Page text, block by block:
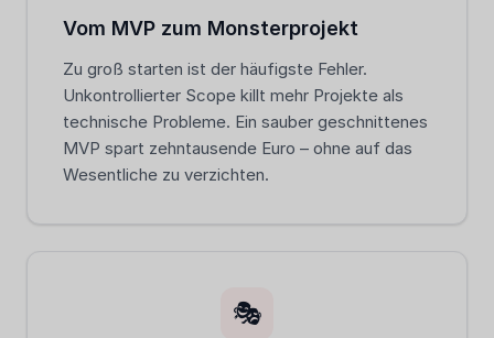
Vom MVP zum Monsterprojekt
Zu groß starten ist der häufigste Fehler.
Unkontrollierter Scope killt mehr Projekte als
technische Probleme. Ein sauber geschnittenes
MVP spart zehntausende Euro – ohne auf das
Wesentliche zu verzichten.
🎭